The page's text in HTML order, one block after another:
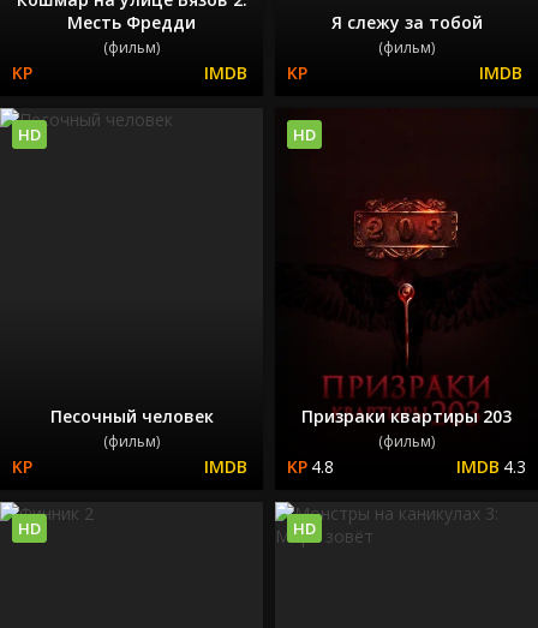
Месть Фредди
(фильм)
Я слежу за тобой
(фильм)
Песочный человек
(фильм)
HD
Призраки квартиры 203
(фильм)
4.8 4.3
HD
HD HD